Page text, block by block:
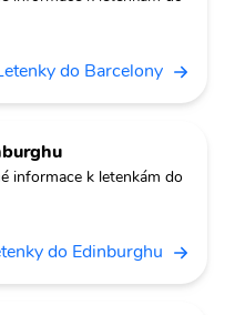
do Barcelony
informace k letenkám do
do Edinburghu